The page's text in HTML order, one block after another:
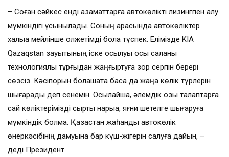
– Соған сәйкес енді азаматтарға автокөлікті лизингпен алу
мүмкіндігі ұсынылады. Соның арқасында автокөліктер
халыққа мейлінше қолжетімді бола түспек. Елімізде KIA
Qazaqstan зауытының іске қосылуы осы саланы
технологиялық тұрғыдан жаңғыртуға зор серпін берері
сөзсіз. Кәсіпорын болашақта басқа да жаңа көлік түрлерін
шығарады деп сенемін. Осылайша, әлемдік озық талаптарға
сай көліктерімізді сыртқы нарыққа, яғни шетелге шығаруға
мүмкіндік болмақ. Қазақстан жаһандық автокөлік
өнеркәсібінің дамуына бар күш-жігерін салуға дайын, –
деді Президент.